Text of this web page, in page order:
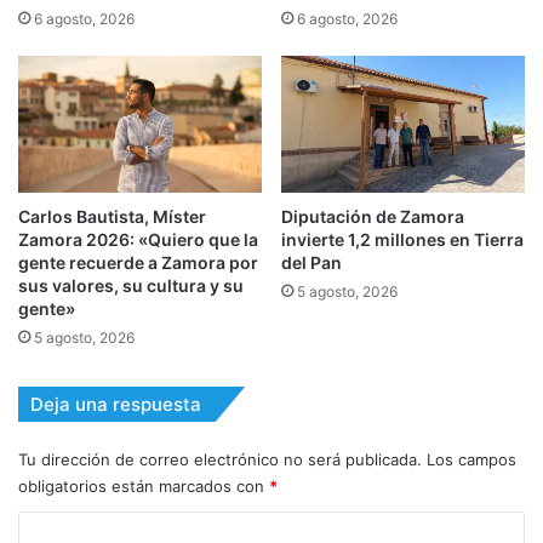
6 agosto, 2026 6 agosto, 2026
Carlos Bautista, Míster
Zamora 2026: «Quiero que la
gente recuerde a Zamora por
sus valores, su cultura y su
gente»
5 agosto, 2026
Diputación de Zamora
invierte 1,2 millones en Tierra
del Pan
5 agosto, 2026
Deja una respuesta
Tu dirección de correo electrónico no será publicada. Los campos
obligatorios están marcados con *